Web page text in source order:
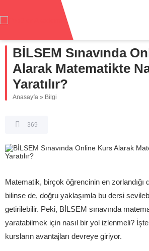
BİLSEM Sınavında
Alarak Matematikte
Yaratılır?
Anasayfa » Bilgi
369
Matematik, birçok öğrencinin en zorlandığı
bilinse de, doğru yaklaşımla bu dersi
getirilebilir. Peki, BİLSEM sınavında
yaratabilmek için nasıl bir yol izlenmeli?
kursların avantajları devreye giriyor.